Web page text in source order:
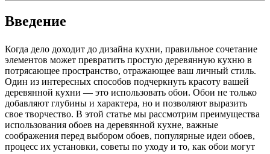
Введение
Когда дело доходит до дизайна кухни, правильное сочетание
элементов может превратить простую деревянную кухню в
потрясающее пространство, отражающее ваш личный стиль.
Один из интересных способов подчеркнуть красоту вашей
деревянной кухни — это использовать обои. Обои не только
добавляют глубины и характера, но и позволяют выразить
свое творчество. В этой статье мы рассмотрим преимущества
использования обоев на деревянной кухне, важные
соображения перед выбором обоев, популярные идеи обоев,
процесс их установки, советы по уходу и то, как обои могут